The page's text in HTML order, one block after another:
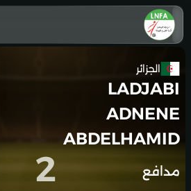
الجزائر
LADJABI
ADNENE
ABDELHAMID
مدافع 2